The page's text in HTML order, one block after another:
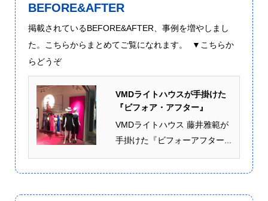
BEFORE&AFTER
掲載されているBEFORE&AFTER、事例を増やしまし
た。こちらからまとめてご覧になれます。 ▼こちらか
らどうぞ
VMDライトハウスが手掛けた
『ビフォア・アフター』
VMDライトハウス 藤井雅範が
手掛けた『ビフォーアフター...